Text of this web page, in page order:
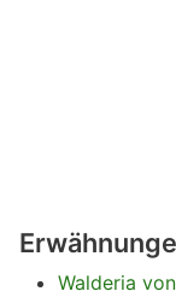
Walderia